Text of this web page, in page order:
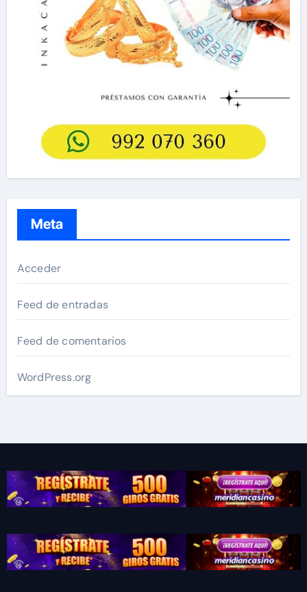
Meta
Acceder
Feed de entradas
Feed de comentarios
WordPress.org